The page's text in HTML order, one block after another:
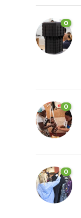
0
0
0